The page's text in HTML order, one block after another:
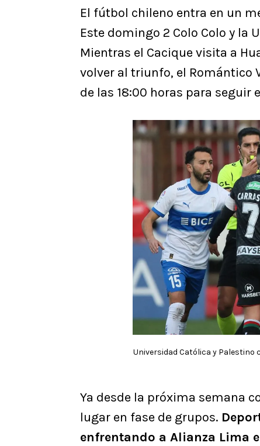
El fútbol chileno entra en un
Este domingo 2 Colo Colo y la
Mientras el Cacique visita a
volver al triunfo, el Romántico
de las 18:00 horas para seguir
Universidad Católica y Palestino
Ya desde la próxima semana
lugar en fase de grupos.
enfrentando a Alianza Lima